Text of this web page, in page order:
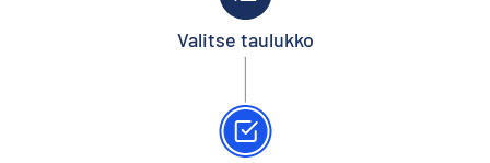
Valitse taulukko